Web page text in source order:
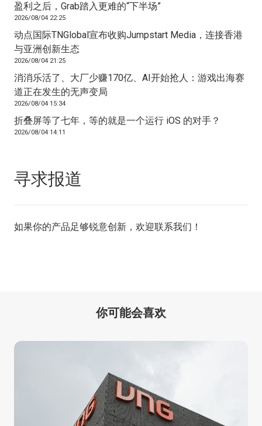
盈利之后，Grab踏入更难的“下半场”
2026/08/04 22:25
动点国际TNGlobal宣布收购Jumpstart Media，连接香港
与亚洲创新生态
2026/08/04 21:25
消消乐活了、大厂少赚170亿、AI开始抢人：游戏出海赛
道正在发生的无声变局
2026/08/04 15:34
折叠屏等了七年，等的就是一个运行 iOS 的对手？
2026/08/04 14:11
寻求报道
如果你的产品足够锐意创新，欢迎联系我们 ！
你可能会喜欢